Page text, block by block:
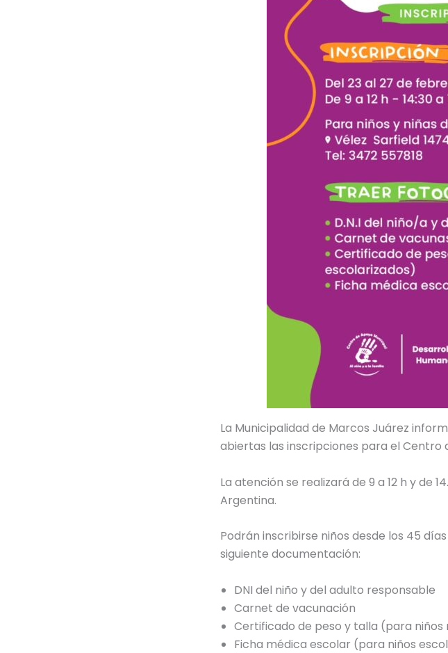
La Municipalidad de Marcos Juárez
abiertas las inscripciones para el Centro
La atención se realizará de 9 a 12 h y de
Argentina.
Podrán inscribirse niños desde los 45
siguiente documentación:
DNI del niño y del adulto responsable
Carnet de vacunación
Certificado de peso y talla (para niños
Ficha médica escolar (para niños